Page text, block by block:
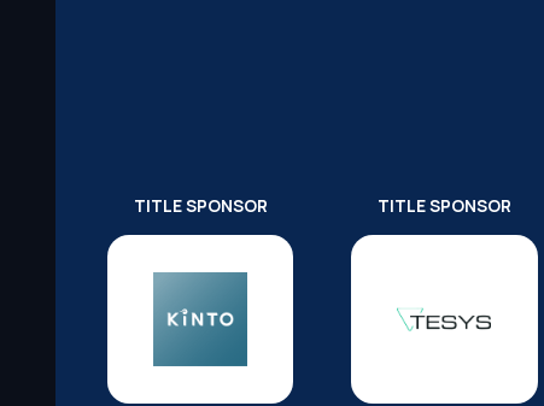
TITLE SPONSOR TITLE SPONSOR